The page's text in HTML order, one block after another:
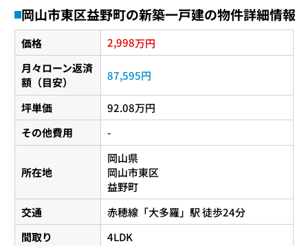
岡山市東区益野町の新築一戸建の物件詳細情報
価格 2,998万円
月々ローン返済
額（目安）
87,595円
坪単価
92.08万円
その他費用
-
所在地
岡山県
岡山市東区
益野町
交通
赤穂線 「大多羅」駅 徒歩24分
間取り
4LDK